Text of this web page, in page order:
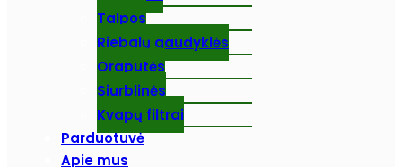
Talpos
Riebalų gaudyklės
Oraputės
Siurblinės
Kvapų filtrai
Parduotuvė
Apie mus